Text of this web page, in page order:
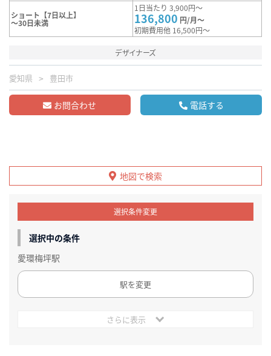
ショート【7日以上】
～30日未満
1日当たり 3,900円～
136,800 円/月～
初期費用他 16,500円～
デザイナーズ
愛知県 豊田市
お問合わせ 電話する
地図で検索
選択条件変更
選択中の条件
愛環梅坪駅
駅を変更
さらに表示